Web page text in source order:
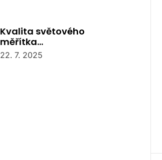
Kvalita světového
měřítka…
22. 7. 2025